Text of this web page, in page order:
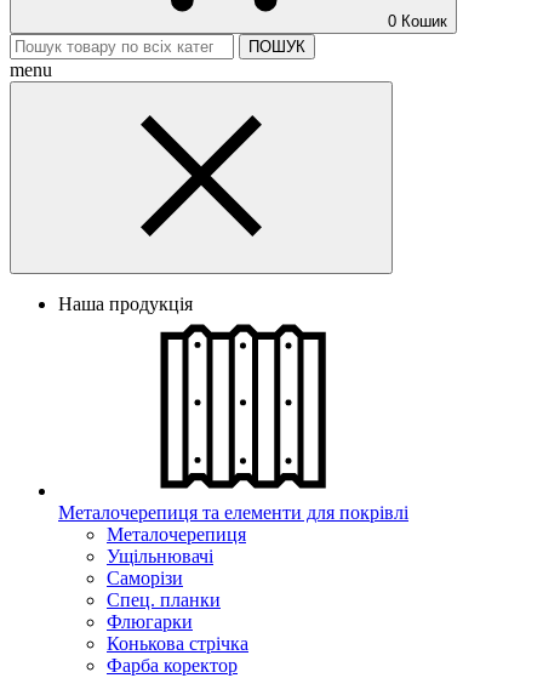
0 Кошик
ПОШУК
menu
Наша продукція
Металочерепиця та елементи для покрівлі
Металочерепиця
Ущільнювачі
Саморізи
Спец. планки
Флюгарки
Конькова стрічка
Фарба коректор